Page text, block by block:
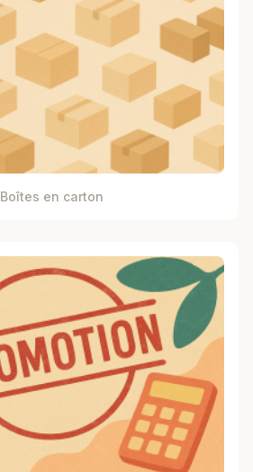
Boîtes en carton